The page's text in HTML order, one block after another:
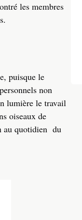
les membres
puisque le
non
lumière le travail
oiseaux de
au quotidien du